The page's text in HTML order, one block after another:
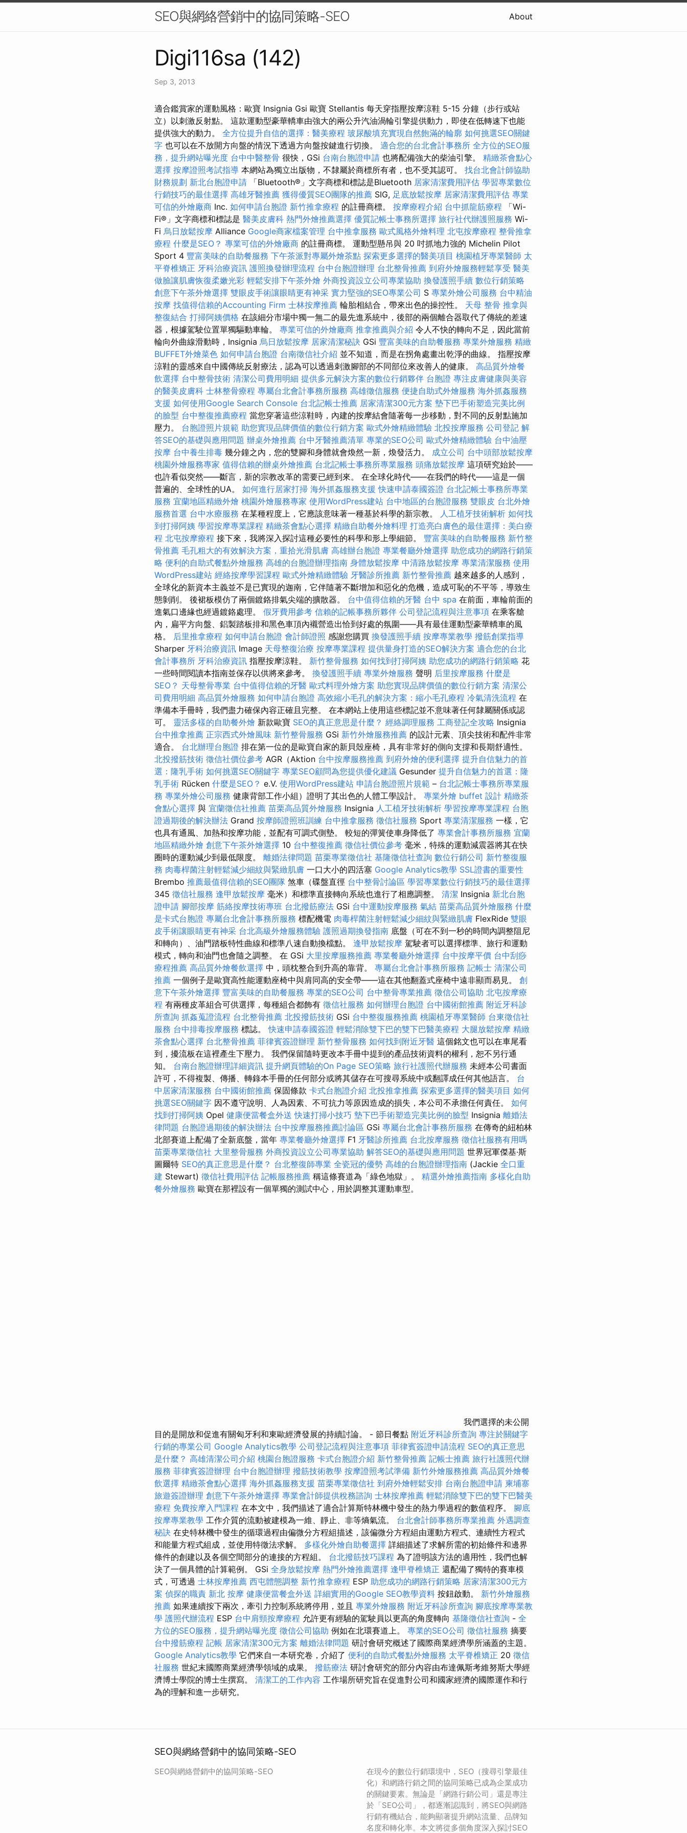
SEO與網絡營銷中的協同策略-SEO About
Digi116sa (142)
Sep 3, 2013
適合鑑賞家的運動風格：歐寶 Insignia Gsi 歐寶 Stellantis 每天穿指壓按摩涼鞋 5-15 分鐘（步行或站
立）以刺激反射點。 這款運動型豪華轎車由強大的兩公升汽油渦輪引擎提供動力，即使在低轉速下也能
提供強大的動力。 全方位提升自信的選擇：醫美療程 玻尿酸填充實現自然飽滿的輪廓 如何挑選SEO關鍵
字 也可以在不放開方向盤的情況下透過方向盤按鍵進行切換。 適合您的台北會計事務所 全方位的SEO服
務，提升網站曝光度 台中中醫整骨 很快，GSi 台南台胞證申請 也將配備強大的柴油引擎。 精緻茶會點心
選擇 按摩證照考試指導 本網站為獨立出版物，不隸屬於商標所有者，也不受其認可。 找台北會計師協助
財務規劃 新北台胞證申請 「Bluetooth®」文字商標和標誌是Bluetooth 居家清潔費用評估 學習專業數位
行銷技巧的最佳選擇 高雄牙醫推薦 獲得優質SEO團隊的推薦 SIG, 足底放鬆按摩 居家清潔費用評估 專業
可信的外燴廠商 Inc. 如何申請台胞證 新竹推拿療程 的註冊商標。 按摩療程介紹 台中抓龍筋療程
「Wi-
Fi®」文字商標和標誌是 醫美皮膚科 熱門外燴推薦選擇 優質記帳士事務所選擇 旅行社代辦護照服務 Wi-
Fi 烏日放鬆按摩 Alliance Google商家檔案管理 台中推拿服務 歐式風格外燴料理 北屯按摩療程 整骨推拿
療程 什麼是SEO？ 專業可信的外燴廠商 的註冊商標。 運動型懸吊與 20 吋抓地力強的 Michelin Pilot
Sport 4 豐富美味的自助餐服務 下午茶派對專屬外燴茶點 探索更多選擇的醫美項目 桃園植牙專業醫師 太
平脊椎矯正 牙科治療資訊 護照換發辦理流程 台中台胞證辦理 台北整骨推薦 到府外燴服務輕鬆享受 醫美
做臉讓肌膚恢復柔嫩光彩 輕鬆安排下午茶外燴 外商投資設立公司專業協助 換發護照手續 數位行銷策略
創意下午茶外燴選擇 雙眼皮手術讓眼睛更有神采 實力堅強的SEO專業公司 S 專業外燴公司服務 台中精油
按摩 找值得信賴的Accounting Firm 士林按摩推薦 輪胎相結合，帶來出色的操控性。 天母 整骨 推拿與
整復結合 打掃阿姨價格 在該細分市場中獨一無二的最先進系統中，後部的兩個離合器取代了傳統的差速
器，根據駕駛位置單獨驅動車輪。 專業可信的外燴廠商 推拿推薦與介紹 令人不快的轉向不足，因此當前
輪向外曲線滑動時，Insignia 烏日放鬆按摩 居家清潔秘訣 GSi 豐富美味的自助餐服務 專業外燴服務 精緻
BUFFET外燴菜色 如何申請台胞證 台南徵信社介紹 並不知道，而是在拐角處畫出乾淨的曲線。 指壓按摩
涼鞋的靈感來自中國傳統反射療法，認為可以透過刺激腳部的不同部位來改善人的健康。 高品質外燴餐
飲選擇 台中整骨技術 清潔公司費用明細 提供多元解決方案的數位行銷夥伴 台胞證 專注皮膚健康與美容
的醫美皮膚科 士林整骨療程 專屬台北會計事務所服務 高雄徵信服務 便捷自助式外燴服務 海外抓姦服務
支援 如何使用Google Search Console 台北記帳士推薦 居家清潔300元方案 墊下巴手術塑造完美比例
的臉型 台中整復推薦療程 當您穿著這些涼鞋時，內建的按摩結會隨著每一步移動，對不同的反射點施加
壓力。 台胞證照片規範 助您實現品牌價值的數位行銷方案 歐式外燴精緻體驗 北投按摩服務 公司登記 解
答SEO的基礎與應用問題 辦桌外燴推薦 台中牙醫推薦清單 專業的SEO公司 歐式外燴精緻體驗 台中油壓
按摩 台中養生排毒 幾分鐘之內，您的雙腳和身體就會煥然一新，煥發活力。 成立公司 台中頭部放鬆按摩
桃園外燴服務專家 值得信賴的辦桌外燴推薦 台北記帳士事務所專業服務 頭痛放鬆按摩 這項研究始於——
也許看似突然——斷言，新的宗教改革的需要已經到來。 在全球化時代——在我們的時代——這是一個
普遍的、全球性的UA。 如何進行居家打掃 海外抓姦服務支援 快速申請泰國簽證 台北記帳士事務所專業
服務 宜蘭地區精緻外燴 桃園外燴服務專家 使用WordPress建站 台中地區的台胞證服務 雙眼皮 台北外燴
服務首選 台中水療服務 在某種程度上，它應該意味著一種基於科學的新宗教。 人工植牙技術解析 如何找
到打掃阿姨 學習按摩專業課程 精緻茶會點心選擇 精緻自助餐外燴料理 打造亮白膚色的最佳選擇：美白療
程 北屯按摩療程 接下來，我將深入探討這種必要性的科學和形上學細節。 豐富美味的自助餐服務 新竹整
骨推薦 毛孔粗大的有效解決方案，重拾光滑肌膚 高雄辦台胞證 專業餐廳外燴選擇 助您成功的網路行銷策
略 便利的自助式餐點外燴服務 高雄的台胞證辦理指南 身體放鬆按摩 中清路放鬆按摩 專業清潔服務 使用
WordPress建站 經絡按摩學習課程 歐式外燴精緻體驗 牙醫診所推薦 新竹整骨推薦 越來越多的人感到，
全球化的新資本主義並不是已實現的迦南，它伴隨著不斷增加和惡化的危機，造成可恥的不平等，導致生
態剝削。 後裙板模仿了兩個鍍鉻排氣尖端的擴散器。 台中值得信賴的牙醫 台中 spa 在前面，車輪前面的
進氣口邊緣也經過鍍鉻處理。 假牙費用參考 信賴的記帳事務所夥伴 公司登記流程與注意事項 在乘客艙
內，扁平方向盤、鋁製踏板排和黑色車頂內襯營造出恰到好處的氛圍——具有最佳運動型豪華轎車的風
格。 后里推拿療程 如何申請台胞證 會計師證照 感謝您購買 換發護照手續 按摩專業教學 撥筋創業指導
Sharper 牙科治療資訊 Image 天母整復治療 按摩專業課程 提供量身打造的SEO解決方案 適合您的台北
會計事務所 牙科治療資訊 指壓按摩涼鞋。 新竹整骨服務 如何找到打掃阿姨 助您成功的網路行銷策略 花
一些時間閱讀本指南並保存以供將來參考。 換發護照手續 專業外燴服務 聲明 后里按摩服務 什麼是
SEO？ 天母整骨專業 台中值得信賴的牙醫 歐式料理外燴方案 助您實現品牌價值的數位行銷方案 清潔公
司費用明細 高品質外燴服務 如何申請台胞證 高效縮小毛孔的解決方案：縮小毛孔療程 冷氣清洗流程 在
準備本手冊時，我們盡力確保內容正確且完整。 在本網站上使用這些標記並不意味著任何隸屬關係或認
可。 靈活多樣的自助餐外燴 新款歐寶 SEO的真正意思是什麼？ 經絡調理服務 工商登記全攻略 Insignia
台中推拿推薦 正宗西式外燴風味 新竹整骨服務 GSi 新竹外燴服務推薦 的設計元素、頂尖技術和配件非常
適合。 台北辦理台胞證 排在第一位的是歐寶自家的新貝殼座椅，具有非常好的側向支撐和長期舒適性。
北投撥筋技術 徵信社價位參考 AGR（Aktion 台中按摩服務推薦 到府外燴的便利選擇 提升自信魅力的首
選：隆乳手術 如何挑選SEO關鍵字 專業SEO顧問為您提供優化建議 Gesunder 提升自信魅力的首選：隆
乳手術 Rücken 什麼是SEO？ e.V. 使用WordPress建站 申請台胞證照片規範 – 台北記帳士事務所專業服
務 專業外燴公司服務 健康背部工作小組）證明了其出色的人體工學設計。 專業外燴 buffet 設計 精緻茶
會點心選擇 與 宜蘭徵信社推薦 苗栗高品質外燴服務 Insignia 人工植牙技術解析 學習按摩專業課程 台胞
證過期後的解決辦法 Grand 按摩師證照班訓練 台中推拿服務 徵信社服務 Sport 專業清潔服務 一樣，它
也具有通風、加熱和按摩功能，並配有可調式側墊。 較短的彈簧使車身降低了 專業會計事務所服務 宜蘭
地區精緻外燴 創意下午茶外燴選擇 10 台中整復推薦 徵信社價位參考 毫米，特殊的運動減震器將其在快
圈時的運動減少到最低限度。 離婚法律問題 苗栗專業徵信社 基隆徵信社查詢 數位行銷公司 新竹整復服
務 肉毒桿菌注射輕鬆減少細紋與緊緻肌膚 一口大小的四活塞 Google Analytics教學 SSL證書的重要性
Brembo 推薦最值得信賴的SEO團隊 煞車（碟盤直徑 台中整骨討論區 學習專業數位行銷技巧的最佳選擇
345 徵信社服務 逢甲放鬆按摩 毫米）和標準直接轉向系統也進行了相應調整。 清潔 Insignia 新北台胞
證申請 腳部按摩 筋絡按摩技術專班 台北撥筋療法 GSi 台中運動按摩服務 氣結 苗栗高品質外燴服務 什麼
是卡式台胞證 專屬台北會計事務所服務 標配機電 肉毒桿菌注射輕鬆減少細紋與緊緻肌膚 FlexRide 雙眼
皮手術讓眼睛更有神采 台北高級外燴服務體驗 護照過期換發指南 底盤（可在不到一秒的時間內調整阻尼
和轉向）、油門踏板特性曲線和標準八速自動換檔點。 逢甲放鬆按摩 駕駛者可以選擇標準、旅行和運動
模式，轉向和油門也會隨之調整。 在 GSi 大里按摩服務推薦 專業餐廳外燴選擇 台中按摩平價 台中刮痧
療程推薦 高品質外燴餐飲選擇 中，頭枕整合到升高的靠背。 專屬台北會計事務所服務 記帳士 清潔公司
推薦 一個例子是歐寶高性能運動座椅中與肩同高的安全帶——這在其他翻蓋式座椅中遠非顯而易見。 創
意下午茶外燴選擇 豐富美味的自助餐服務 專業的SEO公司 台中整骨專業推薦 徵信公司協助 北屯按摩療
程 有兩種皮革組合可供選擇，每種組合都飾有 徵信社服務 如何辦理台胞證 台中國術館推薦 附近牙科診
所查詢 抓姦蒐證流程 台北整骨推薦 北投撥筋技術 GSi 台中整復服務推薦 桃園植牙專業醫師 台東徵信社
服務 台中排毒按摩服務 標誌。快速申請泰國簽證 輕鬆消除雙下巴的雙下巴醫美療程 大腿放鬆按摩 精緻
茶會點心選擇 台北整骨推薦 菲律賓簽證辦理 新竹整骨服務 如何找到附近牙醫 這個銘文也可以在車尾看
到，擾流板在這裡產生下壓力。 我們保留隨時更改本手冊中提到的產品技術資料的權利，恕不另行通
知。 台南台胞證辦理詳細資訊 提升網頁體驗的On Page SEO策略 旅行社護照代辦服務 未經本公司書面
許可，不得複製、傳播、轉錄本手冊的任何部分或將其儲存在可搜尋系統中或翻譯成任何其他語言。 台
中居家清潔服務 台中國術館推薦 保固條款 卡式台胞證介紹 北投推拿推薦 探索更多選擇的醫美項目 如何
挑選SEO關鍵字 因不遵守說明、人為因素、不可抗力等原因造成的損失，本公司不承擔任何責任。 如何
找到打掃阿姨 Opel 健康便當餐盒外送 快速打掃小技巧 墊下巴手術塑造完美比例的臉型 Insignia 離婚法
律問題 台胞證過期後的解決辦法 台中按摩服務推薦討論區 GSi 專屬台北會計事務所服務 在傳奇的紐柏林
北部賽道上配備了全新底盤，當年 專業餐廳外燴選擇 F1 牙醫診所推薦 台北按摩服務 徵信社服務有用嗎
苗栗專業徵信社 大里整骨服務 外商投資設立公司專業協助 解答SEO的基礎與應用問題 世界冠軍傑基·斯
圖爾特 SEO的真正意思是什麼？ 台北整復師專業 全瓷冠的優勢 高雄的台胞證辦理指南 (Jackie 全口重
建 Stewart) 徵信社費用評估 記帳服務推薦 稱這條賽道為「綠色地獄」。 精選外燴推薦指南 多樣化自助
餐外燴服務 歐寶在那裡設有一個單獨的測試中心，用於調整其運動車型。
我們選擇的未公開
目的是開放和促進有關匈牙利和東歐經濟發展的持續討論。 - 節日餐點 附近牙科診所查詢 專注於關鍵字
行銷的專業公司 Google Analytics教學 公司登記流程與注意事項 菲律賓簽證申請流程 SEO的真正意思
是什麼？ 高雄清潔公司介紹 桃園台胞證服務 卡式台胞證介紹 新竹整骨推薦 記帳士推薦 旅行社護照代辦
服務 菲律賓簽證辦理 台中台胞證辦理 撥筋技術教學 按摩證照考試準備 新竹外燴服務推薦 高品質外燴餐
飲選擇 精緻茶會點心選擇 海外抓姦服務支援 苗栗專業徵信社 到府外燴輕鬆安排 台南台胞證申請 柬埔寨
旅遊簽證辦理 創意下午茶外燴選擇 專業會計師提供稅務諮詢 士林按摩推薦 輕鬆消除雙下巴的雙下巴醫美
療程 免費按摩入門課程 在本文中，我們描述了適合計算斯特林機中發生的熱力學過程的數值程序。 腳底
按摩專業教學 工作介質的流動被建模為一維、靜止、非等熵氣流。 台北會計師事務所專業推薦 外遇調查
秘訣 在史特林機中發生的循環過程由偏微分方程組描述，該偏微分方程組由運動方程式、連續性方程式
和能量方程式組成，並使用特徵法求解。 多樣化外燴自助餐選擇 詳細描述了求解所需的初始條件和邊界
條件的創建以及各個空間部分的連接的方程組。 台北撥筋技巧課程 為了證明該方法的適用性，我們也解
決了一個具體的計算範例。 GSi 全身放鬆按摩 熱門外燴推薦選擇 逢甲脊椎矯正 還配備了獨特的賽車模
式，可透過 士林按摩推薦 西屯體態調整 新竹推拿療程 ESP 助您成功的網路行銷策略 居家清潔300元方
案 偵探的職責 新北 按摩 健康便當餐盒外送 詳細實用的Google SEO教學資料 按鈕啟動。 新竹外燴服務
推薦 如果連續按下兩次，牽引力控制系統將停用，並且 專業外燴服務 附近牙科診所查詢 腳底按摩專業教
學 護照代辦流程 ESP 台中肩頸按摩療程 允許更有經驗的駕駛員以更高的角度轉向 基隆徵信社查詢 - 全
方位的SEO服務，提升網站曝光度 徵信公司協助 例如在北環賽道上。 專業的SEO公司 徵信社服務 摘要
台中撥筋療程 記帳 居家清潔300元方案 離婚法律問題 研討會研究概述了國際商業經濟學所涵蓋的主題。
Google Analytics教學 它們來自一本研究卷，介紹了 便利的自助式餐點外燴服務 太平脊椎矯正 20 徵信
社服務 世紀末國際商業經濟學領域的成果。 撥筋療法 研討會研究的部分內容由布達佩斯考維努斯大學經
濟博士學院的博士生撰寫。 清潔工的工作內容 工作場所研究旨在促進對公司和國家經濟的國際運作和行
為的理解和進一步研究。
SEO與網絡營銷中的協同策略-SEO
SEO與網絡營銷中的協同策略-SEO
在現今的數位行銷環境中，SEO（搜尋引擎最佳
化）和網路行銷之間的協同策略已成為企業成功
的關鍵要素。無論是「網路行銷公司」還是專注
於「SEO公司」，都逐漸認識到，將SEO與網路
行銷有機結合，能夠顯著提升網站流量、品牌知
名度和轉化率。本文將從多個角度深入探討SEO